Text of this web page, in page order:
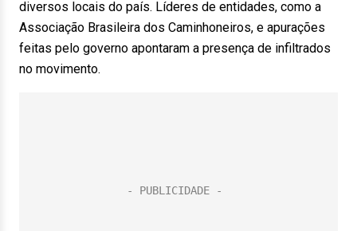
diversos locais do país. Líderes de entidades, como a
Associação Brasileira dos Caminhoneiros, e apurações
feitas pelo governo apontaram a presença de infiltrados
no movimento.